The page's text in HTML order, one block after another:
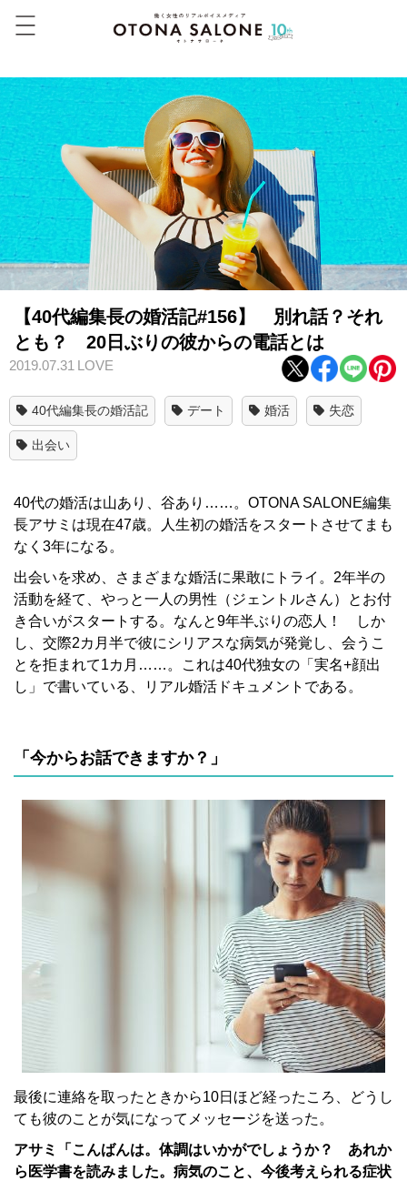
【40代編集長の婚活記#156】 別れ話？それ
とも？ 20日ぶりの彼からの電話とは
2019.07.31 LOVE
40代編集長の婚活記 デート 婚活 失恋
出会い
40代の婚活は山あり、谷あり……。OTONA SALONE編集
長アサミは現在47歳。人生初の婚活をスタートさせてまも
なく3年になる。
出会いを求め、さまざまな婚活に果敢にトライ。2年半の
活動を経て、やっと一人の男性（ジェントルさん）とお付
き合いがスタートする。なんと9年半ぶりの恋人！ しか
し、交際2カ月半で彼にシリアスな病気が発覚し、会うこ
とを拒まれて1カ月……。これは40代独女の「実名+顔出
し」で書いている、リアル婚活ドキュメントである。
「今からお話できますか？」
最後に連絡を取ったときから10日ほど経ったころ、どうし
ても彼のことが気になってメッセージを送った。
アサミ「こんばんは。体調はいかがでしょうか？ あれか
ら医学書を読みました。病気のこと、今後考えられる症状